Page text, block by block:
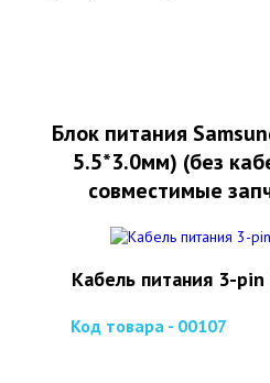
Блок питания
5.5*3.0мм) (без
совместимые
Кабель питания 3-
Код товара - 00107